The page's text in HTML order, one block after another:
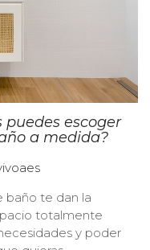
escoger
a medida?
baño te dan la
totalmente
y poder